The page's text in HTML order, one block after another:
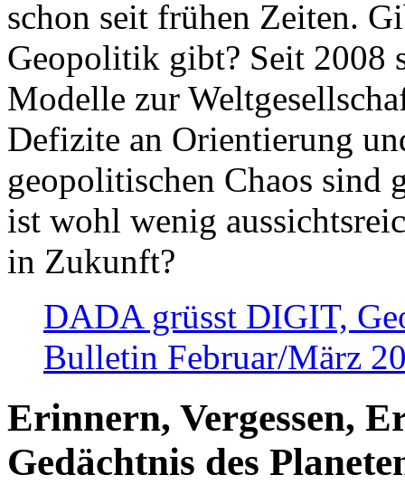
schon seit frühen Zeiten.
Geopolitik gibt? Seit 2008
Modelle zur
Defizite an Orientierung
geopolitischen Chaos sind
ist wohl wenig
in Zukunft?
DADA grüsst DIGIT,
Bulletin Februar/März
Erinnern, Vergessen,
Gedächtnis des